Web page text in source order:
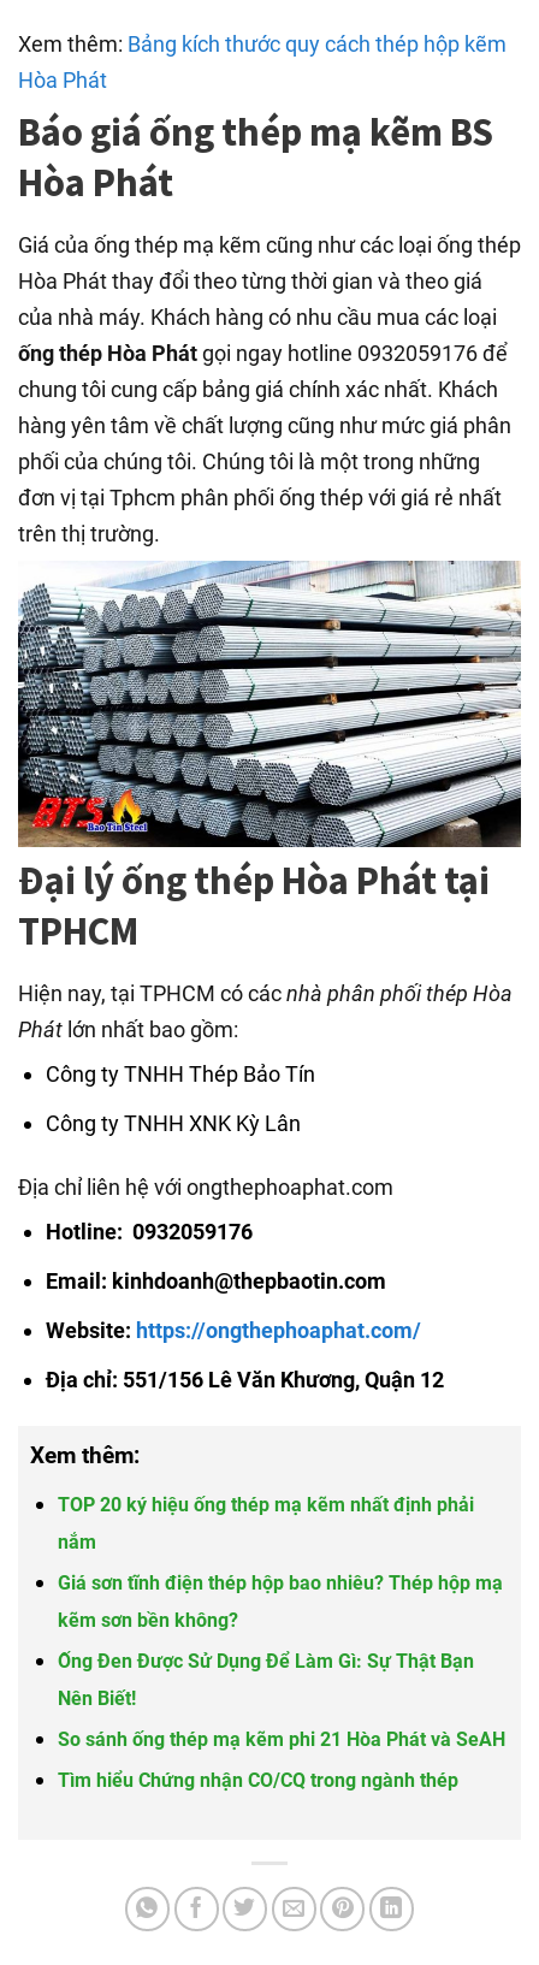
Xem thêm: Bảng kích thước quy cách thép hộp kẽm
Hòa Phát
Báo giá ống thép mạ kẽm BS
Hòa Phát
Giá của ống thép mạ kẽm cũng như các loại ống thép
Hòa Phát thay đổi theo từng thời gian và theo giá
của nhà máy. Khách hàng có nhu cầu mua các loại
ống thép Hòa Phátgọi ngay hotline 0932059176 để
chung tôi cung cấp bảng giá chính xác nhất. Khách
hàng yên tâm về chất lượng cũng như mức giá phân
phối của chúng tôi. Chúng tôi là một trong những
đơn vị tại Tphcm phân phối ống thép với giá rẻ nhất
trên thị trường.
Đại lý ống thép Hòa Phát tại
TPHCM
Hiện nay, tại TPHCM có cácnhà phân phối thép Hòa
Phát lớn nhất bao gồm:
Công ty TNHH Thép Bảo Tín
Công ty TNHH XNK Kỳ Lân
Địa chỉ liên hệ với ongthephoaphat.com
Hotline: 0932059176
Email: kinhdoanh@thepbaotin.com
Website: https://ongthephoaphat.com/
Địa chỉ: 551/156 Lê Văn Khương, Quận 12
Xem thêm:
TOP 20 ký hiệu ống thép mạ kẽm nhất định phải
nắm
Giá sơn tĩnh điện thép hộp bao nhiêu? Thép hộp mạ
kẽm sơn bền không?
Ống Đen Được Sử Dụng Để Làm Gì: Sự Thật Bạn
Nên Biết!
So sánh ống thép mạ kẽm phi 21 Hòa Phát và SeAH
Tìm hiểu Chứng nhận CO/CQ trong ngành thép